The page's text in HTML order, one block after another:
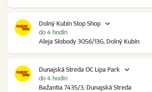
Dolný Kubín Stop Shop
Aleja Slobody 3056/13G, Dolný Kubín
do 4 hodín
Dunajská Streda OC Lipa Park
Bažantia 7435/3, Dunajská Streda
do 4 hodín